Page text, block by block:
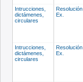
Intrucciones,
dictámenes,
circulares
Resolución
Ex.
Intrucciones,
dictámenes,
circulares
Resolución
Ex.